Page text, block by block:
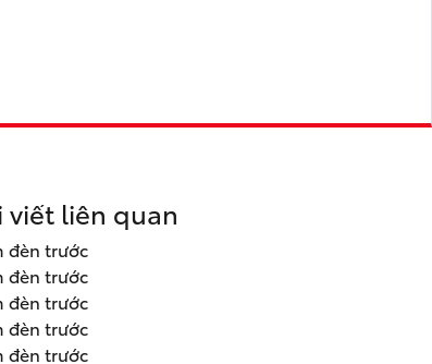
viết liên quan
đèn trước
đèn trước
đèn trước
đèn trước
đèn trước